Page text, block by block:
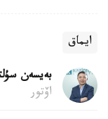
ايماق
بەيسەن
اۆتور